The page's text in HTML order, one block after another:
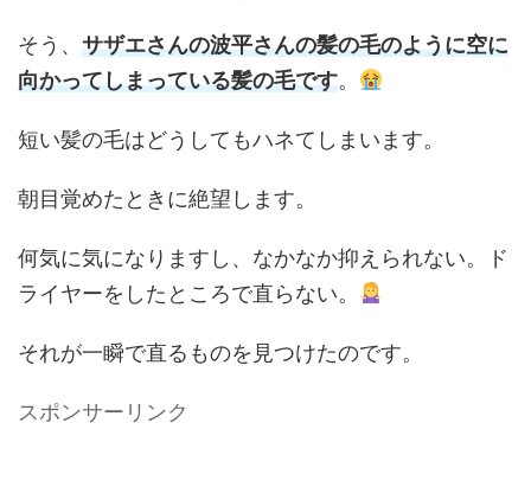
そう、 サザエさんの波平さんの髪の毛のように空に
向かってしまっている髪の毛です。
短い髪の毛はどうしてもハネてしまいます。
朝目覚めたときに絶望します。
何気に気になりますし、なかなか抑えられない。ド
ライヤーをしたところで直らない。
それが一瞬で直るものを見つけたのです。
スポンサーリンク